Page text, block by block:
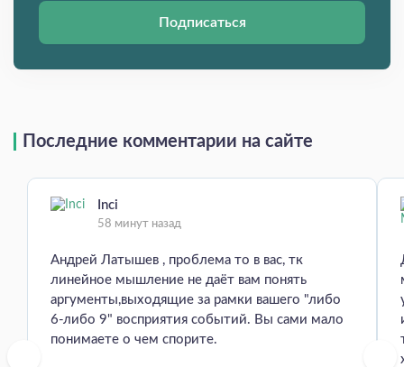
Подписаться
Последние комментарии на сайте
Inci
58 минут назад
Андрей Латышев , проблема то в вас, тк
линейное мышление не даёт вам понять
аргументы,выходящие за рамки вашего "либо
6-либо 9" восприятия событий. Вы сами мало
понимаете о чем спорите.